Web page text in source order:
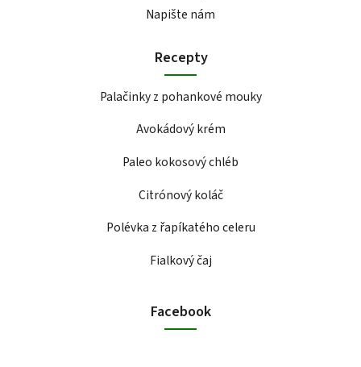
Napište nám
Recepty
Palačinky z pohankové mouky
Avokádový krém
Paleo kokosový chléb
Citrónový koláč
Polévka z řapíkatého celeru
Fialkový čaj
Facebook